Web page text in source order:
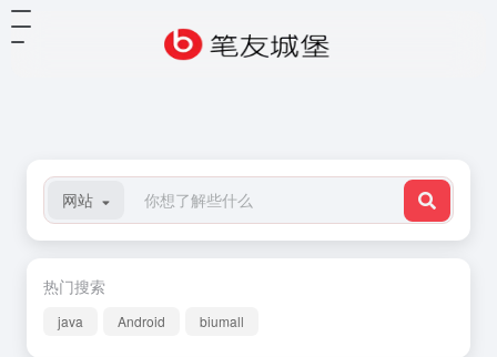
网站
热门搜索
java Android biumall